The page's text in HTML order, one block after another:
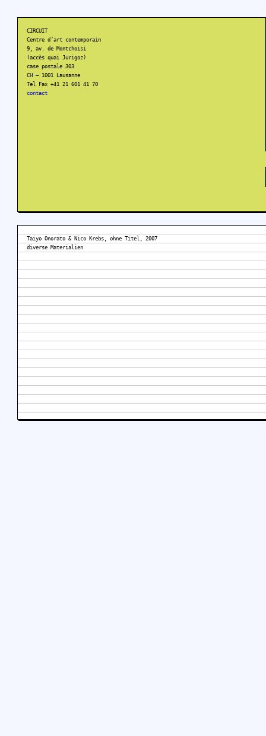
CIRCUIT
Centre d’art contemporain
9, av. de Montchoisi
(accès quai Jurigoz)
case postale 303
CH – 1001 Lausanne
Tel Fax +41 21 601 41 70
contact
Taiyo Onorato & Nico Krebs, ohne Titel, 2007
diverse Materialien